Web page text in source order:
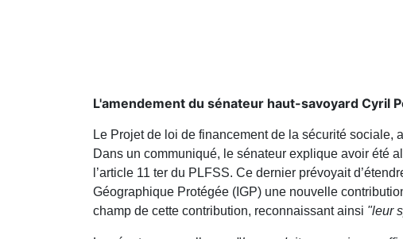
L'amendement du sénateur haut-savoyard Cyril
Le Projet de loi de financement de la sécurité
Dans un communiqué, le sénateur explique avoir été
l’article 11 ter du PLFSS. Ce dernier prévoyait
Géographique Protégée (IGP) une nouvelle
champ de cette contribution, reconnaissant ainsi "leur